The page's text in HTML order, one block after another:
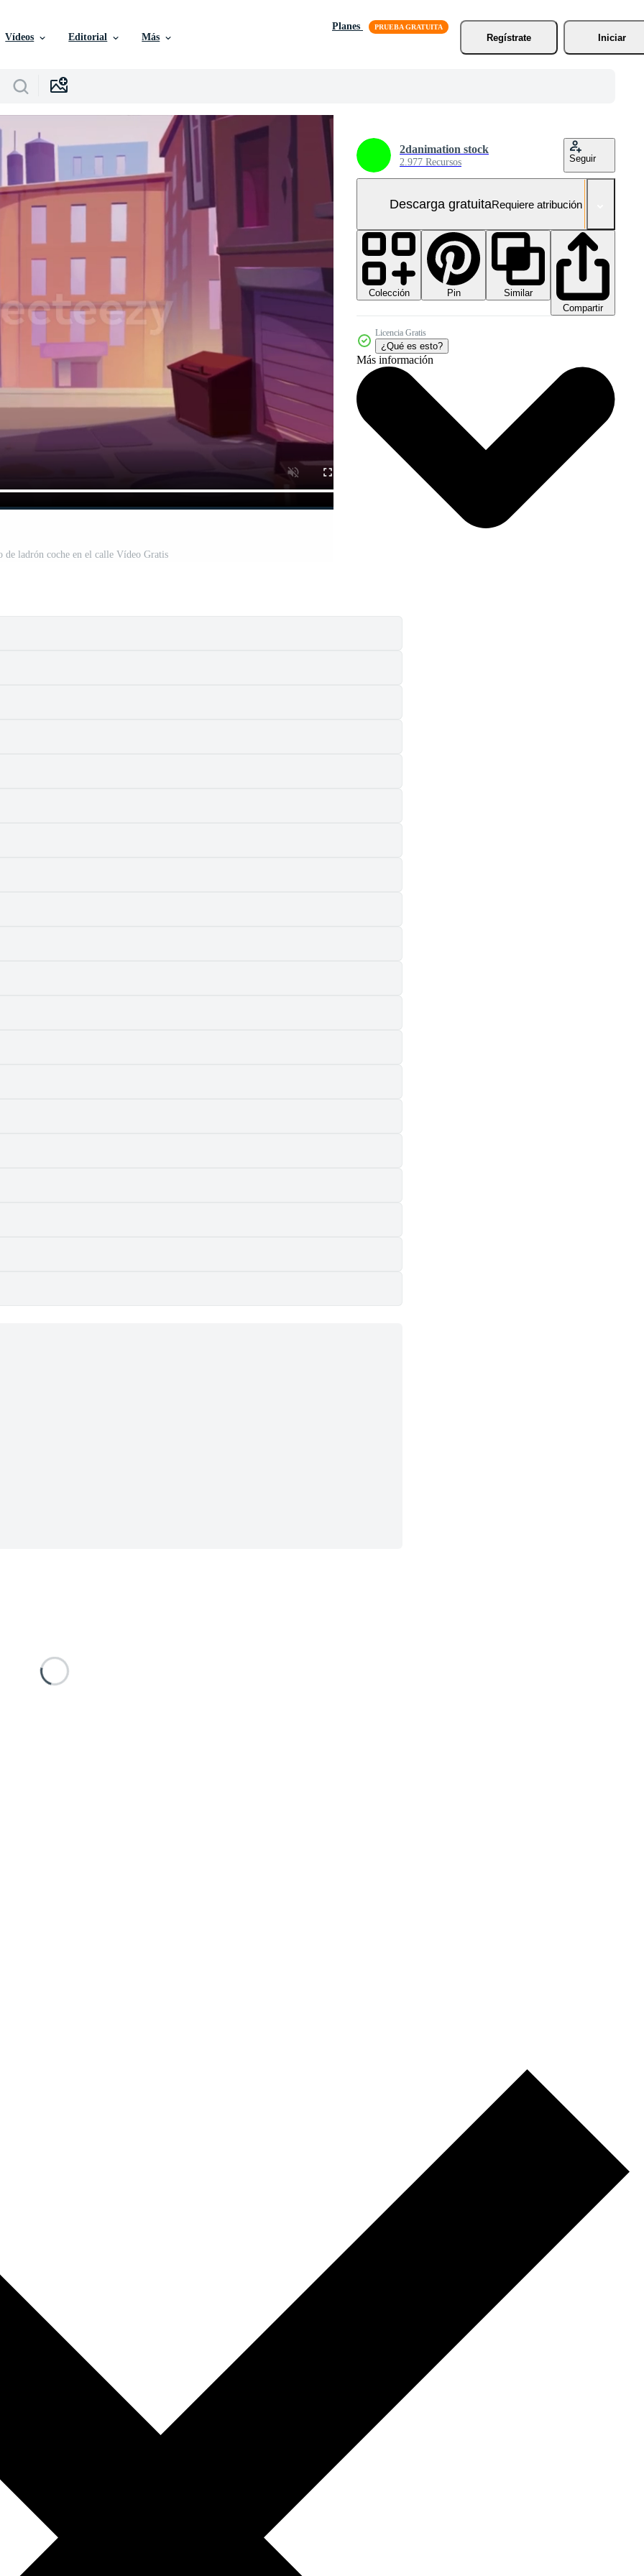
Vídeos Editorial Más
Planes
Regístrate
Iniciar
de ladrón coche en el calle Vídeo Gratis
2danimation stock
2.977 Recursos Seguir
Descarga gratuitaRequiere atribución
Colección Pin
Similar
Compartir
Licencia Gratis
¿Qué es esto?
Más información